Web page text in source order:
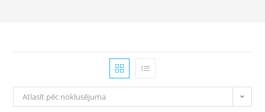
Atlasīt pēc noklusējuma